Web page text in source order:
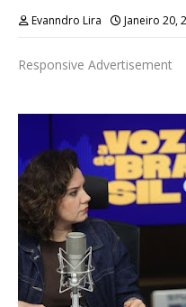
Evanndro Lira Janeiro 20,
Responsive Advertisement